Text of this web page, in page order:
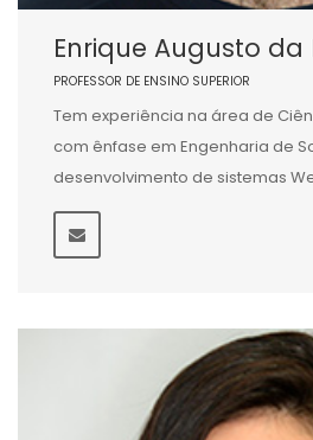
Enrique Augusto da
PROFESSOR DE ENSINO SUPERIOR
Tem experiência na área de
com ênfase em Engenharia de
desenvolvimento de sistemas